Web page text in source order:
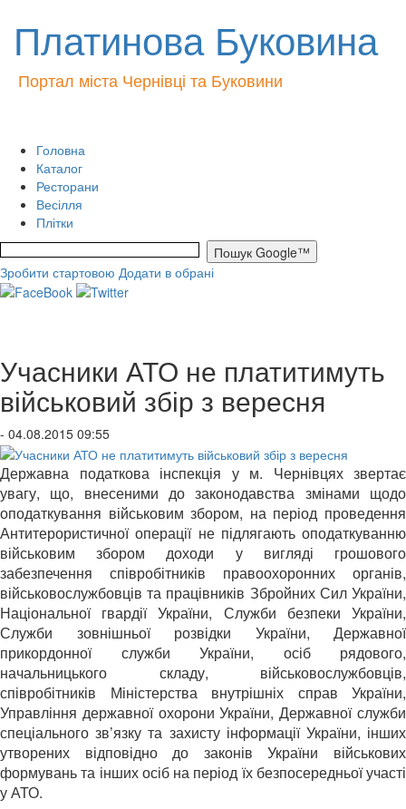
Платинова Буковина
Портал міста Чернівці та Буковини
Головна
Каталог
Ресторани
Весілля
Плітки
Зробити стартовою Додати в обрані
Учасники АТО не платитимуть
військовий збір з вересня
- 04.08.2015 09:55
Державна податкова інспекція у м. Чернівцях звертає
увагу, що, внесеними до законодавства змінами щодо
оподаткування військовим збором, на період проведення
Антитерористичної операції не підлягають оподаткуванню
військовим збором доходи у вигляді грошового
забезпечення співробітників правоохоронних органів,
військовослужбовців та працівників Збройних Сил України,
Національної гвардії України, Служби безпеки України,
Служби зовнішньої розвідки України, Державної
прикордонної служби України, осіб рядового,
начальницького складу, військовослужбовців,
співробітників Міністерства внутрішніх справ України,
Управління державної охорони України, Державної служби
спеціального зв’язку та захисту інформації України, інших
утворених відповідно до законів України військових
формувань та інших осіб на період їх безпосередньої участі
у АТО.